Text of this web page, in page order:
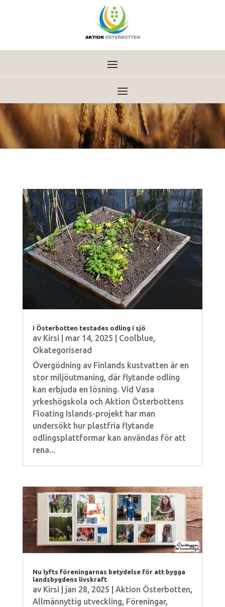
I Österbotten testades odling i sjö
av Kirsi mar 14, 2025 Coolblue,
Okategoriserad
Övergödning av Finlands kustvatten är en
stor miljöutmaning, där flytande odling
kan erbjuda en lösning. Vid Vasa
yrkeshögskola och Aktion Österbottens
Floating Islands-projekt har man
undersökt hur plastfria flytande
odlingsplattformar kan användas för att
rena...
Nu lyfts föreningarnas betydelse för att bygga
landsbygdens livskraft
av Kirsi jan 28, 2025 Aktion Österbotten,
Allmännyttig utveckling, Föreningar,